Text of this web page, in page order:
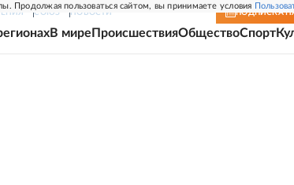
Продолжая пользоваться сайтом, вы принимаете условия
СОЮЗ НОВОСТИ ПОДПИСКА
В мире ПроисшествияОбществоСпорт